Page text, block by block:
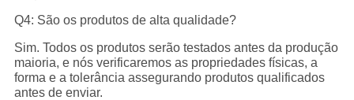
Q4: São os produtos de alta qualidade?
Sim. Todos os produtos serão testados antes da produção
maioria, e nós verificaremos as propriedades físicas, a
forma e a tolerância assegurando produtos qualificados
antes de enviar.